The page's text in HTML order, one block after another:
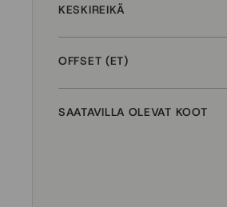
KESKIREIKÄ
OFFSET (ET)
SAATAVILLA OLEVAT KOOT